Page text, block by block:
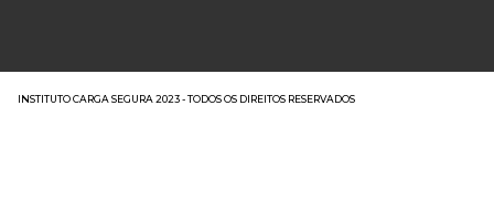
INSTITUTO CARGA SEGURA 2023 - TODOS OS DIREITOS RESERVADOS